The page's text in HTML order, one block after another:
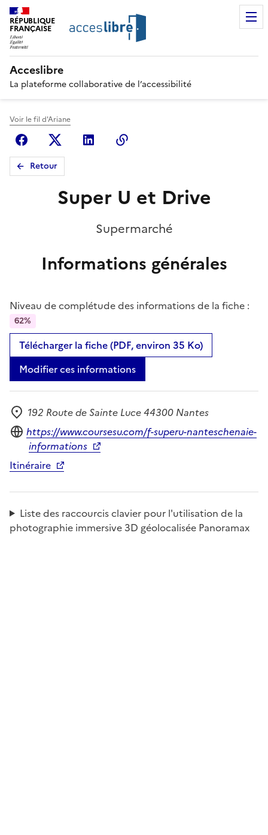
RÉPUBLIQUE
FRANÇAISE
Acceslibre
La plateforme collaborative de l’accessibilité
Voir le fil d'Ariane
FacebookX (anciennement Twitter)
Linkedin
Retour
Super U et Drive
Supermarché
Informations générales
Niveau de complétude des informations de la fiche :
62%
Télécharger la fiche (PDF, environ 35 Ko)
Modifier ces informations
Adresse
192 Route de Sainte Luce 44300 Nantes
Site internet
https://www.coursesu.com/f-superu-nanteschenaie-
informations
Itinéraire
Liste des raccourcis clavier pour l'utilisation de la
photographie immersive 3D géolocalisée Panoramax